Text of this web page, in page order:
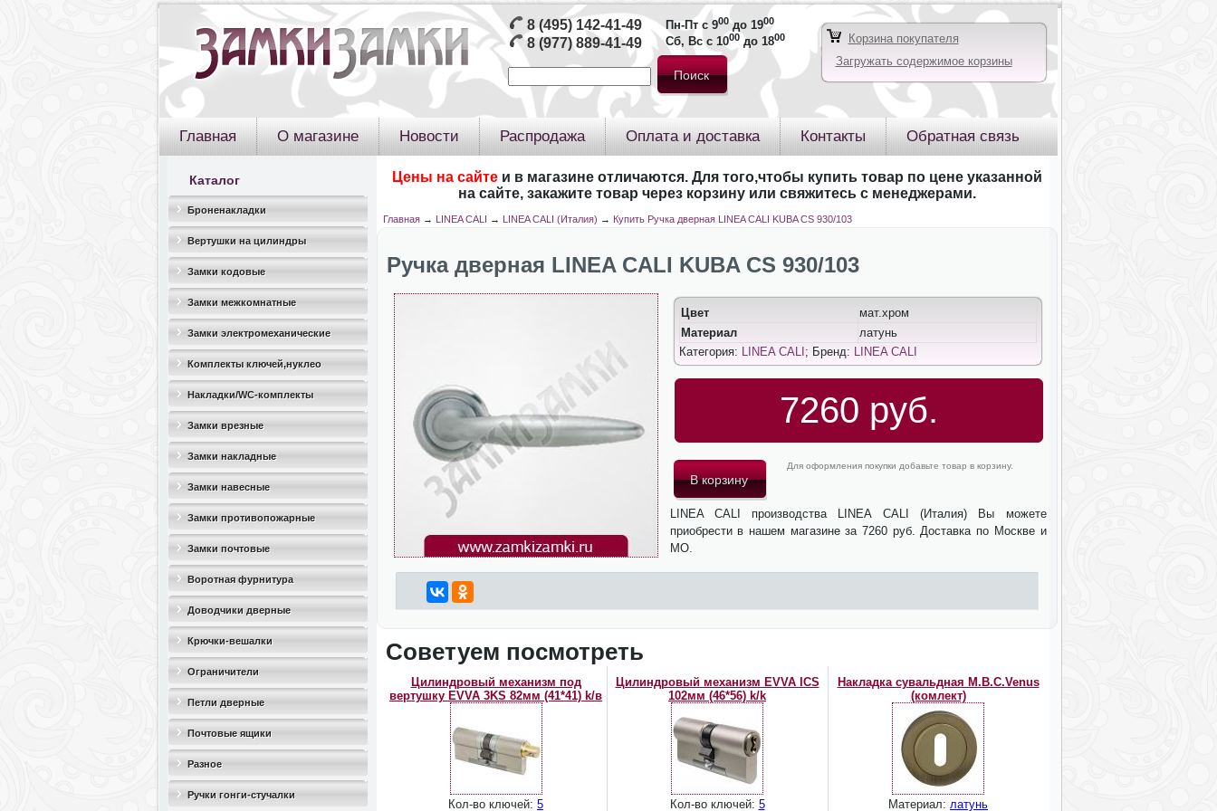
8 (495) 142-41-49
8 (977) 889-41-49
Пн-Пт с 900до 1900
Сб, Вс с 1000до 1800
Корзина покупателя
Загружать содержимое корзины
Главная О магазине Новости Распродажа Оплата и доставка Контакты Обратная связь
Каталог
Броненакладки
Вертушки на цилиндры
Замки кодовые
Замки межкомнатные
Замки электромеханические
Комплекты ключей,нуклео
Накладки/WC-комплекты
Замки врезные
Замки накладные
Замки навесные
Замки противопожарные
Замки почтовые
Воротная фурнитура
Доводчики дверные
Крючки-вешалки
Ограничители
дверные(стопоры)
Петли дверные
Почтовые ящики
Разное
Ручки гонги-стучалки
Цены на сайте и в магазине отличаются. Для того,чтобы купить товар по цене указанной
на сайте, закажите товар через корзину или свяжитесь с менеджерами.
Главная → LINEA CALI → LINEA CALI (Италия) → Купить Ручка дверная LINEA CALI KUBA CS 930/103
Ручка дверная LINEA CALI KUBA CS 930/103
Цвет
мат.хром
Материал
латунь
Категория: LINEA CALI ; Бренд: LINEA CALI
7260 руб.
Для оформления покупки добавьте товар в корзину.
LINEA CALI производства LINEA CALI (Италия) Вы можете
приобрести в нашем магазине за 7260 руб. Доставка по Москве и
МО.
Советуем посмотреть
Цилиндровый механизм под
вертушку EVVA 3KS 82мм (41*41) k/в
Кол-во ключей: 5
Цилиндровый механизм EVVA ICS
102мм (46*56) k/k
Кол-во ключей: 5
Накладка сувальдная M.B.C.Venus
(комлект)
Материал: латунь